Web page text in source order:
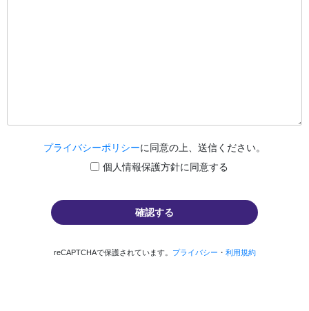
プライバシーポリシーに同意の上、送信ください。
個人情報保護方針に同意する
reCAPTCHAで保護されています。 プライバシー ・ 利用規約